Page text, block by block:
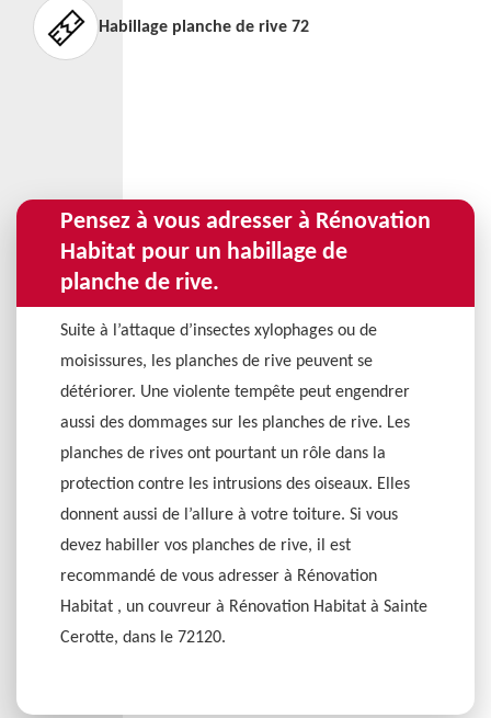
Habillage planche de rive 72
Pensez à vous adresser à Rénovation
Habitat pour un habillage de
planche de rive.
Suite à l’attaque d’insectes xylophages ou de
moisissures, les planches de rive peuvent se
détériorer. Une violente tempête peut engendrer
aussi des dommages sur les planches de rive. Les
planches de rives ont pourtant un rôle dans la
protection contre les intrusions des oiseaux. Elles
donnent aussi de l’allure à votre toiture. Si vous
devez habiller vos planches de rive, il est
recommandé de vous adresser à Rénovation
Habitat , un couvreur à Rénovation Habitat à Sainte
Cerotte, dans le 72120.